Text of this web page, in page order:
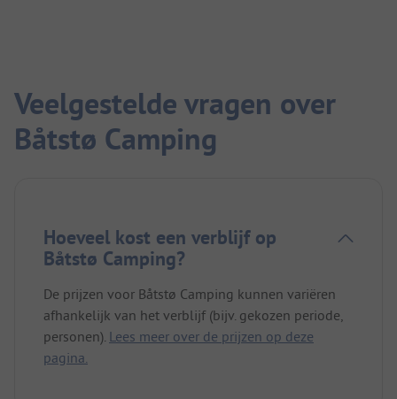
Veelgestelde vragen over
Båtstø Camping
Hoeveel kost een verblijf op
Båtstø Camping?
De prijzen voor Båtstø Camping kunnen variëren
afhankelijk van het verblijf (bijv. gekozen periode,
personen). Lees meer over de prijzen op deze
pagina.